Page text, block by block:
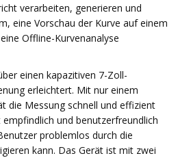
verarbeiten, generieren und
eine Vorschau der Kurve auf einem
Offline-Kurvenanalyse
einen kapazitiven 7-Zoll-
erleichtert. Mit nur einem
die Messung schnell und effizient
und benutzerfreundlich
problemlos durch die
kann. Das Gerät ist mit zwei